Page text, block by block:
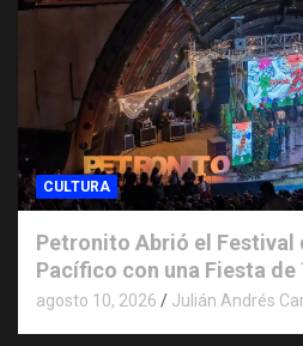
CULTURA
Petronito Abrió el Festival
Pacífico con una Fiesta
agosto 10, 2026 Julián Andrés